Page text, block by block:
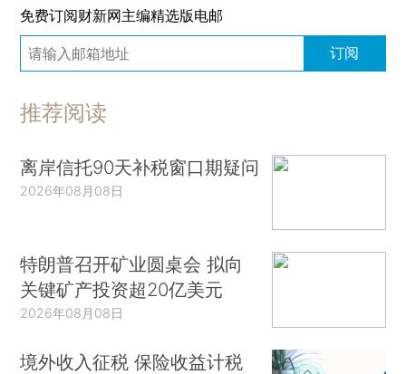
免费订阅财新网主编精选版电邮
订阅
推荐阅读
离岸信托90天补税窗口期疑问
2026年08月08日
特朗普召开矿业圆桌会 拟向
关键矿产投资超20亿美元
2026年08月08日
境外收入征税 保险收益计税